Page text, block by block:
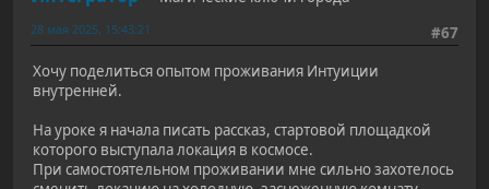
#67
28 мая 2025, 15:43:21
Хочу поделиться опытом проживания Интуиции
внутренней.
На уроке я начала писать рассказ, стартовой площадкой
которого выступала локация в космосе.
При самостоятельном проживании мне сильно захотелось